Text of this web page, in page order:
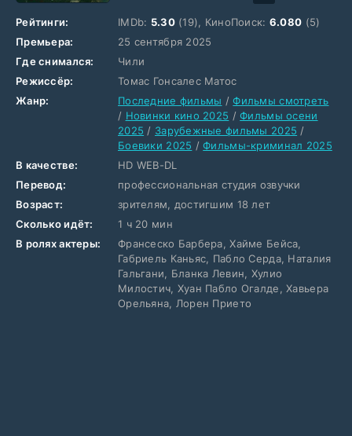
Рейтинги: IMDb: 5.30(19), КиноПоиск: 6.080 (5)
Премьера:
25 сентября 2025
Где снимался:
Чили
Режиссёр:
Томас Гонсалес Матос
Жанр:
Последние фильмы /Фильмы смотреть
/ Новинки кино 2025 /Фильмы осени
2025 / Зарубежные фильмы 2025 /
Боевики 2025 /Фильмы-криминал 2025
В качестве:
HD WEB-DL
Перевод:
профессиональная студия озвучки
Возраст:
зрителям, достигшим 18 лет
Сколько идёт:
1 ч 20 мин
В ролях актеры:
Франсеско Барбера, Хайме Бейса,
Габриель Каньяс, Пабло Серда, Наталия
Гальгани, Бланка Левин, Хулио
Милостич, Хуан Пабло Огалде, Хавьера
Орельяна, Лорен Прието